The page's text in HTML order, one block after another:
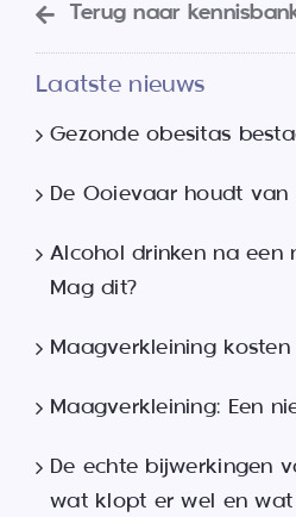
Terug naar
Laatste nieuws
Gezonde obesitas
De Ooievaar houdt van
Alcohol drinken na een
Mag dit?
Maagverkleining kosten
Maagverkleining: Een
De echte bijwerkingen
wat klopt er wel en wat